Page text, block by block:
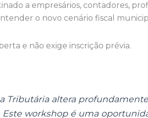
a empresários, contadores,
o novo cenário fiscal
e não exige inscrição prévia.
Tributária altera
Este workshop é uma